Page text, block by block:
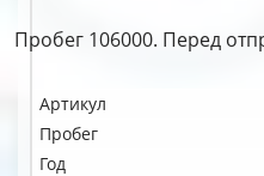
Пробег 106000. Перед
Артикул
Пробег
Год